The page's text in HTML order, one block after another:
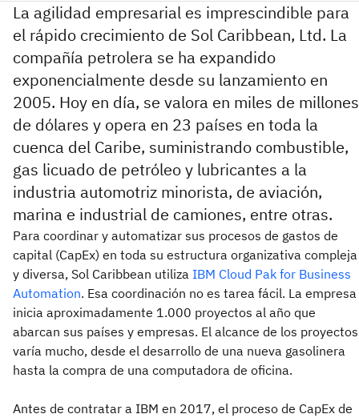
La agilidad empresarial es imprescindible para
el rápido crecimiento de Sol Caribbean, Ltd. La
compañía petrolera se ha expandido
exponencialmente desde su lanzamiento en
2005. Hoy en día, se valora en miles de millones
de dólares y opera en 23 países en toda la
cuenca del Caribe, suministrando combustible,
gas licuado de petróleo y lubricantes a la
industria automotriz minorista, de aviación,
marina e industrial de camiones, entre otras.
Para coordinar y automatizar sus procesos de gastos de
capital (CapEx) en toda su estructura organizativa compleja
y diversa, Sol Caribbean utiliza IBM Cloud Pak for Business
Automation. Esa coordinación no es tarea fácil. La empresa
inicia aproximadamente 1.000 proyectos al año que
abarcan sus países y empresas. El alcance de los proyectos
varía mucho, desde el desarrollo de una nueva gasolinera
hasta la compra de una computadora de oficina.
Antes de contratar a IBM en 2017, el proceso de CapEx de